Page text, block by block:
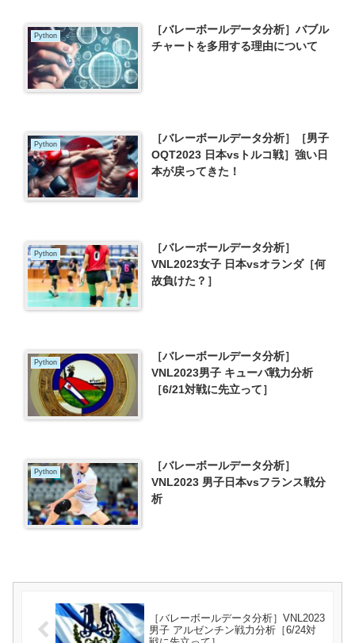
Python
［バレーボールデータ分析］バブル
チャートを多用する理由について
Python
［バレーボールデータ分析］［男子
OQT2023 日本vsトルコ戦］強い日
本が戻ってきた！
Python
［バレーボールデータ分析］
VNL2023女子 日本vsオランダ［何
故負けた？］
Python
［バレーボールデータ分析］
VNL2023男子 キューバ戦力分析
［6/21対戦に先立って］
Python
［バレーボールデータ分析］
VNL2023 男子日本vsフランス戦分
析
［バレーボールデータ分析］VNL2023
男子 アルゼンチン戦力分析［6/24対